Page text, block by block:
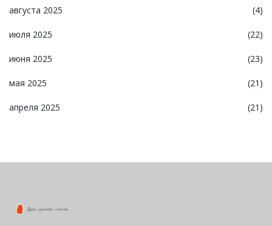
августа 2025 (4)
июля 2025 (22)
июня 2025 (23)
мая 2025 (21)
апреля 2025 (21)